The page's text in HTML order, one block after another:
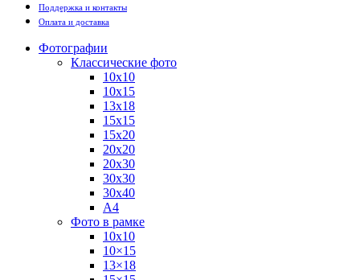
Поддержка и контакты
Оплата и доставка
Фотографии
Классические фото
10х10
10х15
13х18
15х15
15х20
20х20
20х30
30х30
30х40
А4
Фото в рамке
10х10
10×15
13×18